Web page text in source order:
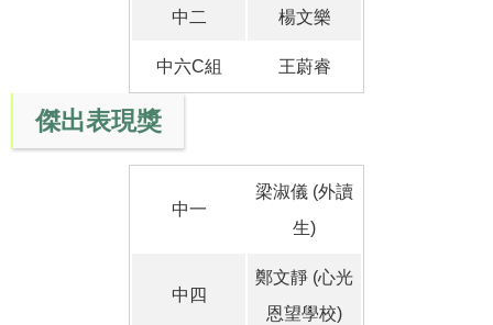
中二 楊文樂
中六C組 王蔚睿
傑出表現獎
中一
梁淑儀 (外讀
生)
中四
鄭文靜 (心光
恩望學校)